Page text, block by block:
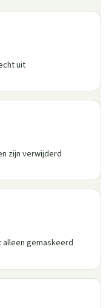
uit
zijn verwijderd
gemaskeerd